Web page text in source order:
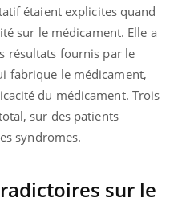
étaient explicites quand
sur le médicament. Elle a
résultats fournis par le
fabrique le médicament,
du médicament. Trois
sur des patients
syndromes.
sur le